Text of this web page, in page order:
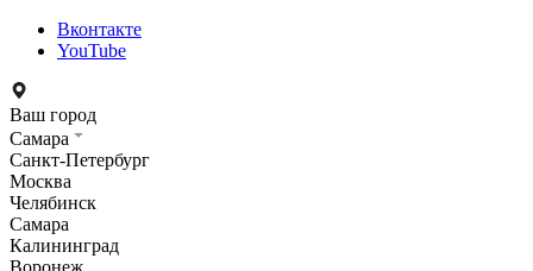
Вконтакте
YouTube
Ваш город
Самара
Санкт-Петербург
Москва
Челябинск
Самара
Калининград
Воронеж